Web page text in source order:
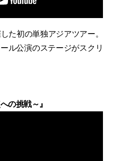
た初の単独アジアツアー。
ル公演のステージがスクリ
の挑戦～』